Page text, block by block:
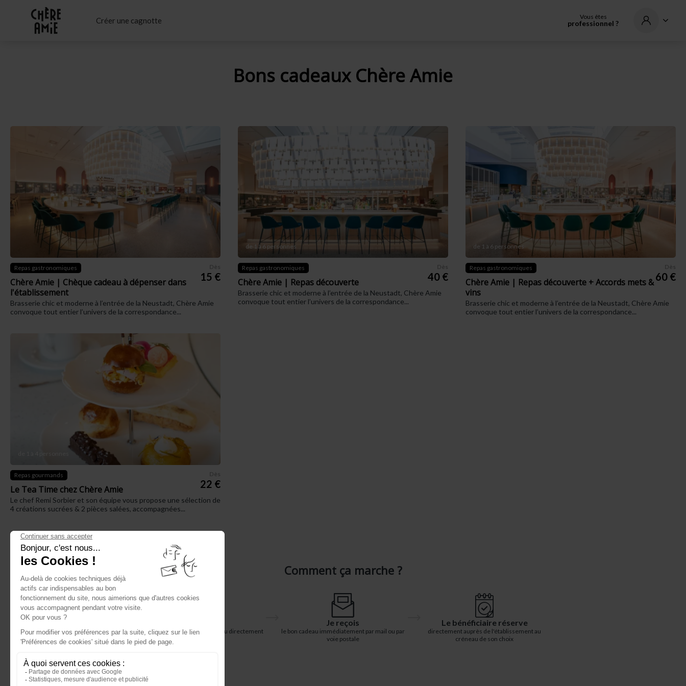
Créer une cagnotte Vous êtes
professionnel ?
Bons cadeaux Chère Amie
Repas gastronomiques
Chère Amie | Chèque cadeau à dépenser dans
l'établissement
15 €
Brasserie chic et moderne à l’entrée de la Neustadt, Chère Amie
convoque tout entier l’univers de la correspondance...
de 1 à 6 personnes
Repas gastronomiques
Chère Amie | Repas découverte 40 €
Brasserie chic et moderne à l’entrée de la Neustadt, Chère Amie
convoque tout entier l’univers de la correspondance...
de 1 à 6 personnes
Repas gastronomiques
Chère Amie | Repas découverte + Accords mets &
vins
60 €
Brasserie chic et moderne à l’entrée de la Neustadt, Chère Amie
convoque tout entier l’univers de la correspondance...
Repas gourmands
Le Tea Time chez Chère Amie 22 €
Le chef Remi Sorbier et son équipe vous propose une sélection de
4 créations sucrées & 2 pièces salées, accompagnées...
Comment ça marche ?
et personnalise mon bon cadeau directement
Je reçois
le bon cadeau immédiatement par mail ou par
voie postale
Le bénéficiaire réserve
directement auprès de l'établissement au
créneau de son choix